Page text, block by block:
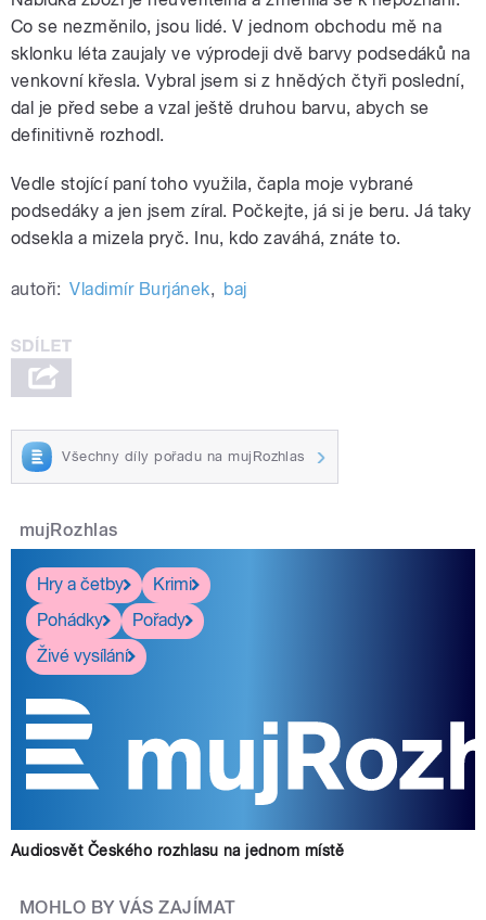
Co se nezměnilo, jsou lidé. V jednom obchodu mě na
sklonku léta zaujaly ve výprodeji dvě barvy podsedáků na
venkovní křesla. Vybral jsem si z hnědých čtyři poslední,
dal je před sebe a vzal ještě druhou barvu, abych se
definitivně rozhodl.
Vedle stojící paní toho využila, čapla moje vybrané
podsedáky a jen jsem zíral. Počkejte, já si je beru. Já taky
odsekla a mizela pryč. Inu, kdo zaváhá, znáte to.
autoři: Vladimír Burjánek, baj
Všechny díly pořadu na mujRozhlas
mujRozhlas
Hry a četby
Krimi
Pohádky
Pořady
Živé vysílání
Audiosvět Českého rozhlasu na jednom místě
MOHLO BY VÁS ZAJÍMAT